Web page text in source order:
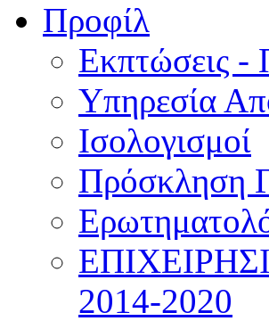
Προφίλ
Εκπτώσεις -
Υπηρεσία
Ισολογισμοί
Πρόσκληση
2014-2020